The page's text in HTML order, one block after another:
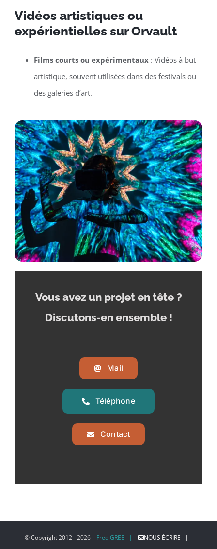
Vidéos artistiques ou
expérientielles sur Orvault
Films courts ou expérimentaux: Vidéos à but
artistique, souvent utilisées dans des festivals ou
des galeries d’art.
Vous avez un projet en tête ?
Discutons-en ensemble !
Mail
Téléphone
Contact
© Copyright 2012 -2026 Fred GREE |
NOUS ÉCRIRE |